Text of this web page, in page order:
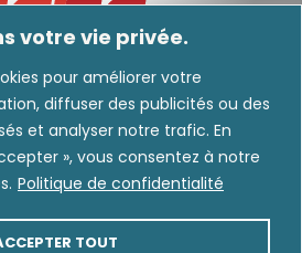
votre vie privée.
pour améliorer votre
diffuser des publicités ou des
et analyser notre trafic. En
», vous consentez à notre
Politique de confidentialité
TOUT
images diffusées dans nos
modifiées ou améliorées au moyen